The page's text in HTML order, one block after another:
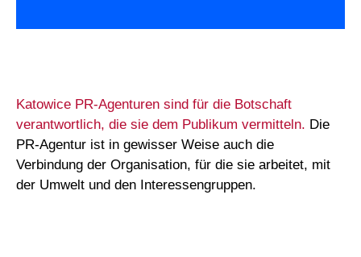
Katowice PR-Agenturen sind für die Botschaft
verantwortlich, die sie dem Publikum vermitteln. Die
PR-Agentur ist in gewisser Weise auch die
Verbindung der Organisation, für die sie arbeitet, mit
der Umwelt und den Interessengruppen.